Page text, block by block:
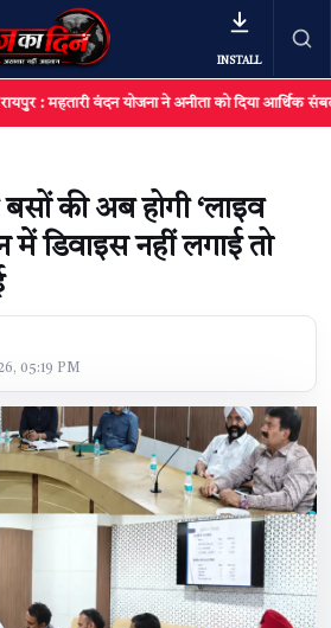
INSTALL
खोजें
वंदन योजना ने अनीता को दिया आर्थिक संबल, छोटी
बसों की अब होगी ‘लाइव
में डिवाइस नहीं लगाई तो
05:19 PM